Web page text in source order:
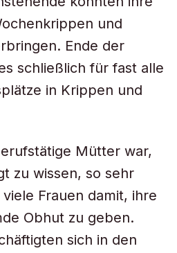
und
Ende der
schließlich für fast alle
in Krippen und
Mütter war,
zu wissen, so sehr
Frauen damit, ihre
Obhut zu geben.
sich in den